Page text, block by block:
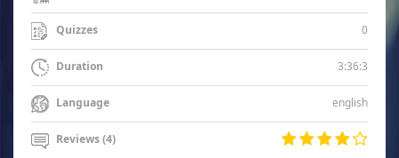
Quizzes 0
Duration 3:36:3
Language english
Reviews (4)